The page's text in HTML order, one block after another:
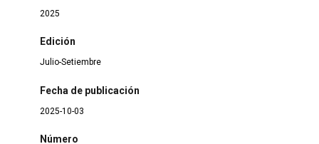
2025
Edición
Julio-Setiembre
Fecha de publicación
2025-10-03
Número